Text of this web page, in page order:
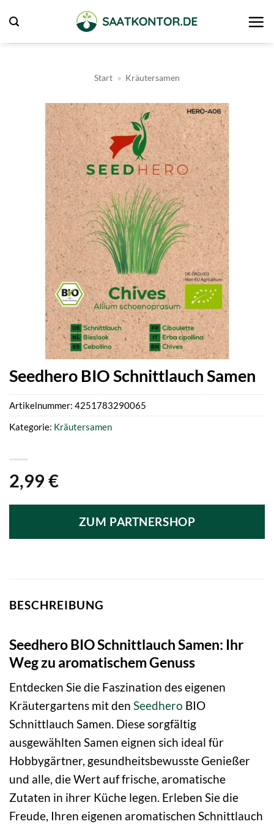
Inhalt
springen
Start » Kräutersamen
Seedhero BIO Schnittlauch Samen
2,99 €
ZUM PARTNERSHOP
Artikelnummer: 4251783290065
Kategorie: Kräutersamen
BESCHREIBUNG
Seedhero BIO Schnittlauch Samen: Ihr
Weg zu aromatischem Genuss
Entdecken Sie die Faszination des eigenen
Kräutergartens mit den Seedhero BIO
Schnittlauch Samen. Diese sorgfältig
ausgewählten Samen eignen sich ideal für
Hobbygärtner, gesundheitsbewusste Genießer
und alle, die Wert auf frische, aromatische
Zutaten in ihrer Küche legen. Erleben Sie die
Freude, Ihren eigenen aromatischen Schnittlauch